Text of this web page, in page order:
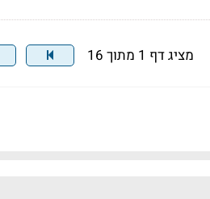
מציג דף 1 מתוך 16